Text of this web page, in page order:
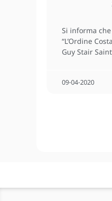
Si informa
“L’Ordine
Guy Stair
09⋅04⋅2020